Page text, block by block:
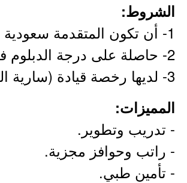
الشروط:
1- أن تكون المتقدمة سعودية الجنسية.
2- حاصلة على درجة الدبلوم فما فوق.
3- لديها رخصة قيادة (سارية المفعول).
المميزات:
- تدريب وتطوير.
- راتب وحوافز مجزية.
- تأمين طبي.